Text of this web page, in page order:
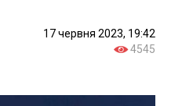
17 червня 2023, 19:42
4545